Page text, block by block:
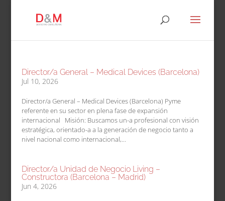
Director/a General – Medical Devices (Barcelona)
Jul 10, 2026
Director/a General – Medical Devices (Barcelona) Pyme
referente en su sector en plena fase de expansión
internacional Misión: Buscamos un-a profesional con visión
estratégica, orientado-a a la generación de negocio tanto a
nivel nacional como internacional,...
Director/a Unidad de Negocio Living –
Constructora (Barcelona – Madrid)
Jun 4, 2026